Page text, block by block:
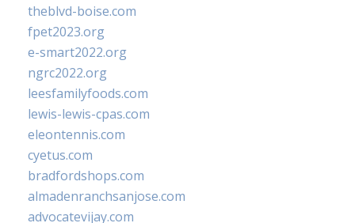
theblvd-boise.com
fpet2023.org
e-smart2022.org
ngrc2022.org
leesfamilyfoods.com
lewis-lewis-cpas.com
eleontennis.com
cyetus.com
bradfordshops.com
almadenranchsanjose.com
advocatevijay.com